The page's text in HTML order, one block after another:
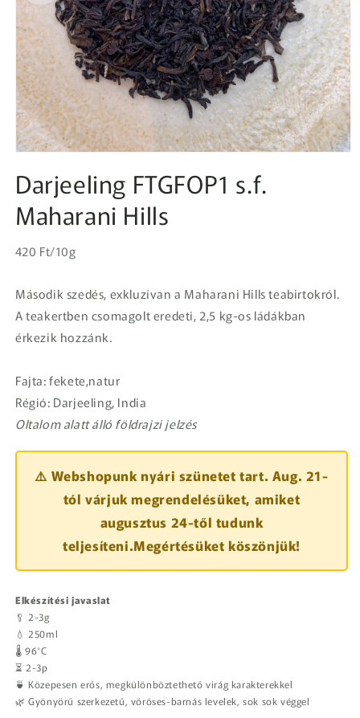
megnyitása
a
modális
párbeszédpanelen
Darjeeling FTGFOP1 s.f.
Maharani Hills
Normál
Egységár
420 Ft/10g
Második szedés, exkluzívan a Maharani Hills teabirtokról.
A teakertben csomagolt eredeti, 2,5 kg-os ládákban
érkezik hozzánk.
Fajta: fekete,natur
Régió: Darjeeling, India
Oltalom alatt álló földrajzi jelzés
⚠️ Webshopunk nyári szünetet tart. Aug. 21-
tól várjuk megrendelésüket, amiket
augusztus 24-től tudunk
teljesíteni.Megértésüket köszönjük!
Elkészítési javaslat
🥄 2-3g
💧 250ml
🌡️ 96°C
⏳ 2-3p
🍵 Közepesen erős, megkülönböztethető virág karakterekkel
🌿 Gyönyörű szerkezetű, vöröses-barnás levelek, sok sok véggel